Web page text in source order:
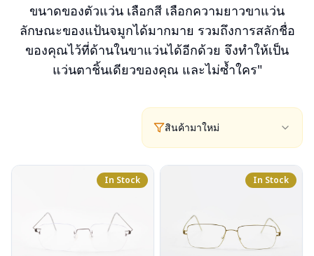
ขนาดของตัวแว่น เลือกสี เลือกความยาวขาแว่น
ลักษณะของแป้นจมูกได้มากมาย รวมถึงการสลักชื่อ
ของคุณไว้ที่ด้านในขาแว่นได้อีกด้วย จึงทำให้เป็น
แว่นตาชิ้นเดียวของคุณ และไม่ซ้ำใคร"
สินค้ามาใหม่
In Stock In Stock